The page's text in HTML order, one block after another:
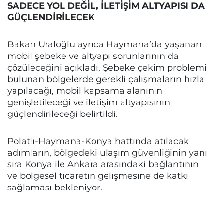
SADECE YOL DEĞİL, İLETİŞİM ALTYAPISI DA
GÜÇLENDİRİLECEK
Bakan Uraloğlu ayrıca Haymana’da yaşanan
mobil şebeke ve altyapı sorunlarının da
çözüleceğini açıkladı. Şebeke çekim problemi
bulunan bölgelerde gerekli çalışmaların hızla
yapılacağı, mobil kapsama alanının
genişletileceği ve iletişim altyapısının
güçlendirileceği belirtildi.
Polatlı-Haymana-Konya hattında atılacak
adımların, bölgedeki ulaşım güvenliğinin yanı
sıra Konya ile Ankara arasındaki bağlantının
ve bölgesel ticaretin gelişmesine de katkı
sağlaması bekleniyor.